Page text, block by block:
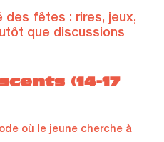
des fêtes : rires, jeux,
que discussions
(14-17
où le jeune cherche à